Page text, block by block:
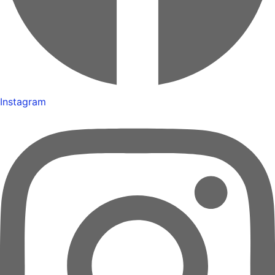
Instagram